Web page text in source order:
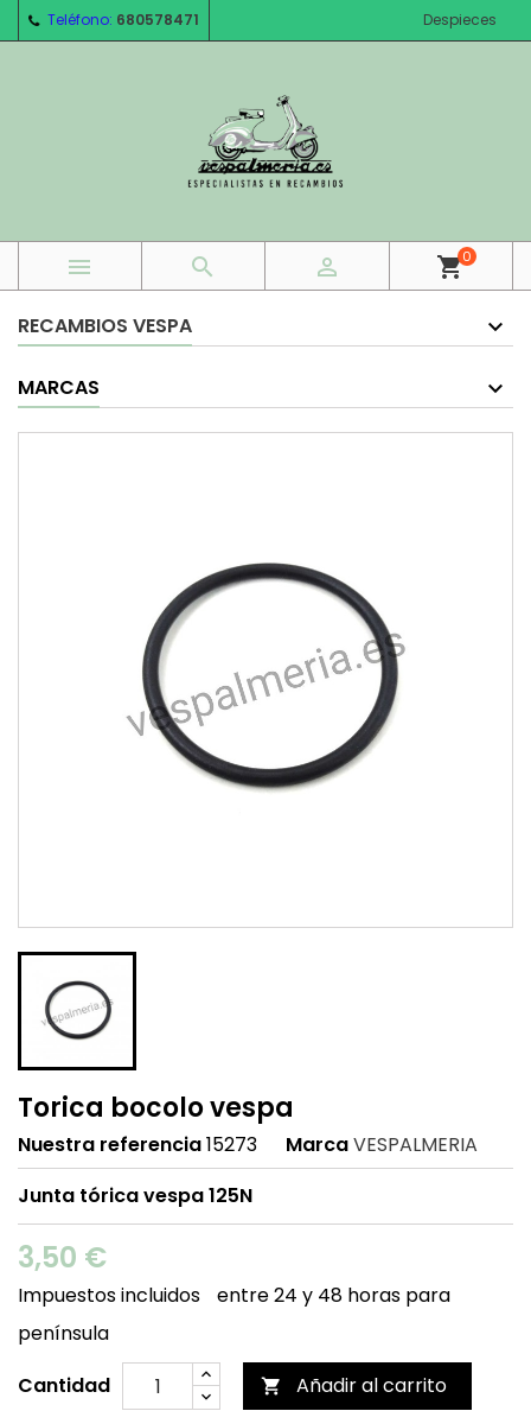
Teléfono: 680578471 Despieces
   shopping_cart0
RECAMBIOS VESPA
MARCAS
Torica bocolo vespa
Nuestra referencia15273 MarcaVESPALMERIA
Junta tórica vespa 125N
3,50 €
Impuestos incluidos
entre 24 y 48 horas para
península
Cantidad
 Añadir al carrito